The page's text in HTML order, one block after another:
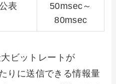
表
50msec～
80msec
ビットレートが
りに送信できる情報量